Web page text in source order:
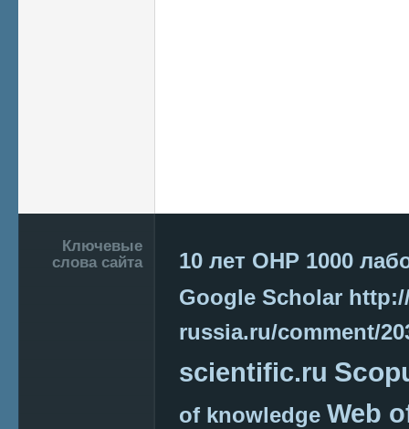
Подвал
Ключевые
слова сайта
10 лет ОНР 1000
Google Scholar
russia.ru/comment/
scientific.ru
of knowledge Web